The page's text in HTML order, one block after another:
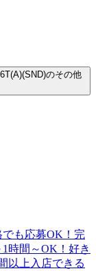
のその他
でも応募OK！完
時間～OK！好き
以上入店できる